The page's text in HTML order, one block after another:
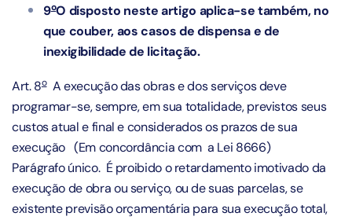
9oO disposto neste artigo aplica-se também, no
que couber, aos casos de dispensa e de
inexigibilidade de licitação.
Art. 8oA execução das obras e dos serviços deve
programar-se, sempre, em sua totalidade, previstos seus
custos atual e final e considerados os prazos de sua
execução (Em concordância com a Lei 8666)
Parágrafo único. É proibido o retardamento imotivado da
execução de obra ou serviço, ou de suas parcelas, se
existente previsão orçamentária para sua execução total,